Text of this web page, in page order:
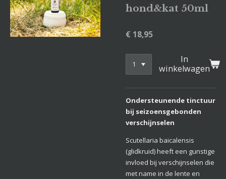
hond&kat 50ml
€ 18,95
In
winkelwagen
Ondersteunende tinctuur
bij seizoensgebonden
verschijnselen
Scutellaria baicalensis
(glidkruid) heeft een gunstige
invloed bij verschijnselen die
met name in de lente en